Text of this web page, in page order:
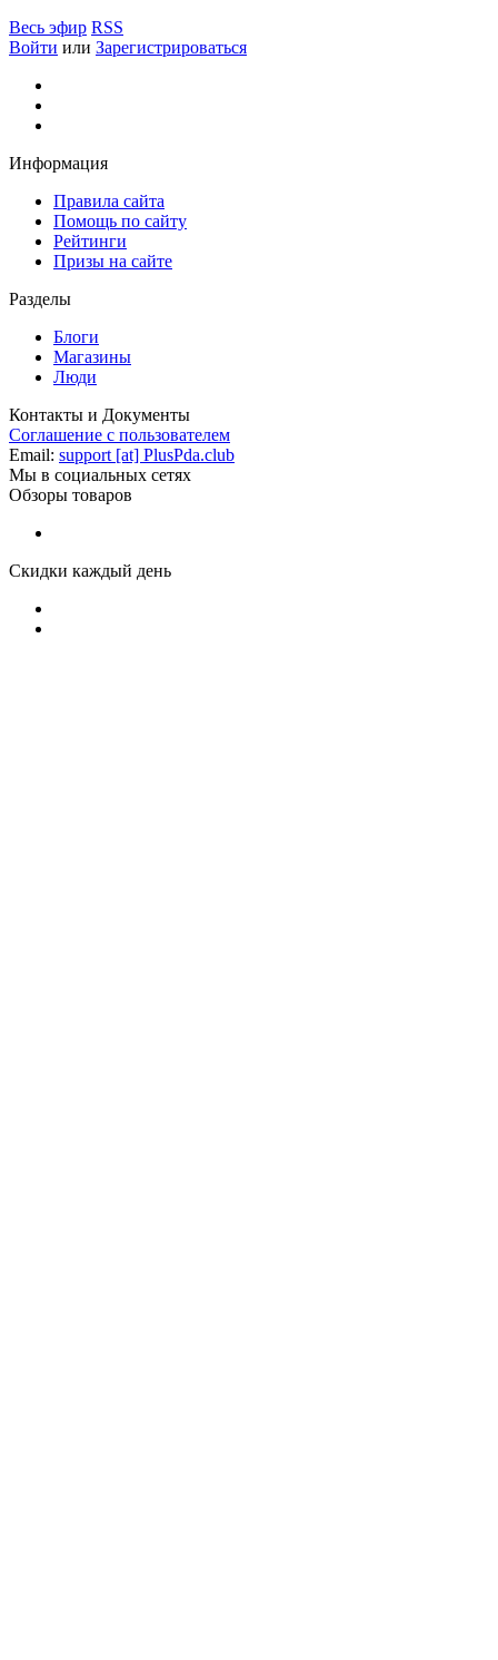
Весь эфир RSS
Войти или Зарегистрироваться
Информация
Правила сайта
Помощь по сайту
Рейтинги
Призы на сайте
Разделы
Блоги
Магазины
Люди
Контакты и Документы
Соглашение с пользователем
Email: support [at] PlusPda.club
Мы в социальных сетях
Обзоры товаров
Скидки каждый день